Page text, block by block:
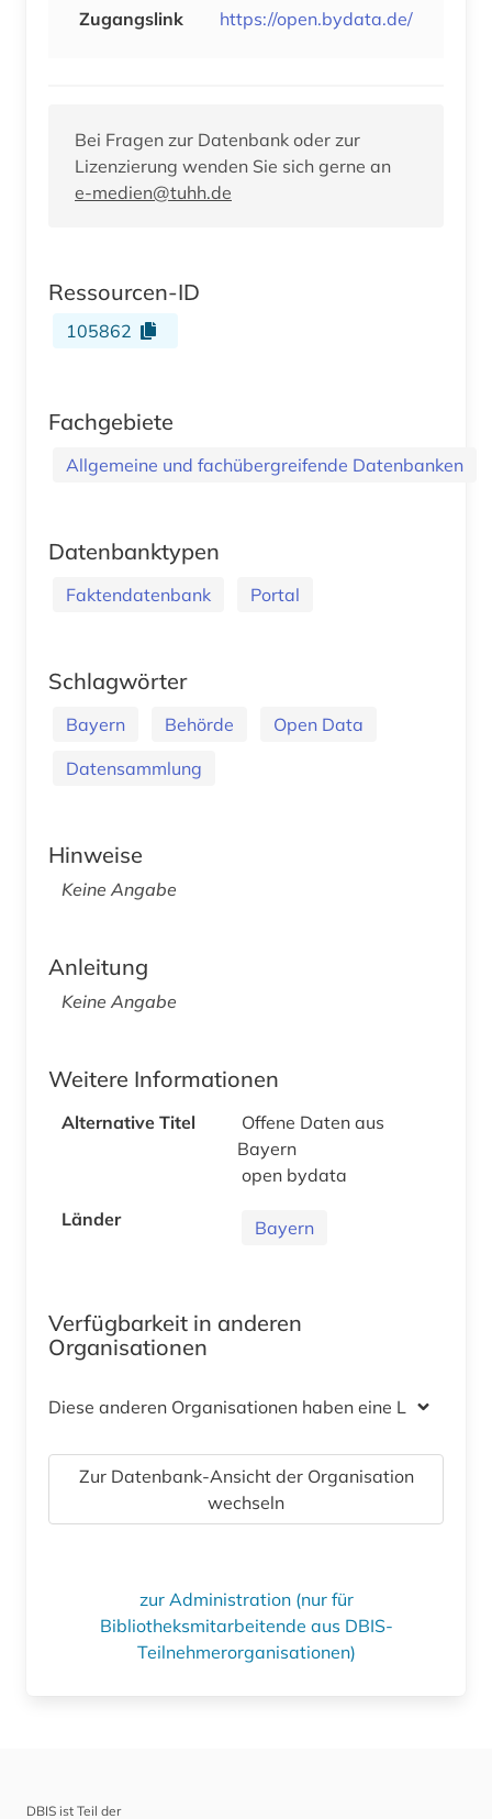
Zugangslink
https://open.bydata.de/
Bei Fragen zur Datenbank oder zur
Lizenzierung wenden Sie sich gerne an
e-medien@tuhh.de
Ressourcen-ID
105862
Fachgebiete
Allgemeine und fachübergreifende Datenbanken
Datenbanktypen
Faktendatenbank Portal
Schlagwörter
Bayern Behörde
Open Data
Datensammlung
Hinweise
Keine Angabe
Anleitung
Keine Angabe
Weitere Informationen
Alternative Titel
Offene Daten aus
Bayern
open bydata
Länder
Bayern
Verfügbarkeit in anderen
Organisationen
Diese anderen Organisationen haben eine Lizenz
Zur Datenbank-Ansicht der Organisation
wechseln
zur Administration (nur für
Bibliotheksmitarbeitende aus DBIS-
Teilnehmerorganisationen)
DBIS ist Teil der